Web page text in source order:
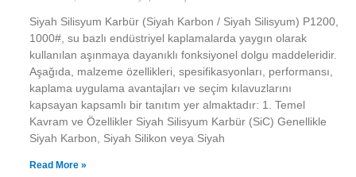
Siyah Silisyum Karbür (Siyah Karbon / Siyah Silisyum) P1200,
1000#, su bazlı endüstriyel kaplamalarda yaygın olarak
kullanılan aşınmaya dayanıklı fonksiyonel dolgu maddeleridir.
Aşağıda, malzeme özellikleri, spesifikasyonları, performansı,
kaplama uygulama avantajları ve seçim kılavuzlarını
kapsayan kapsamlı bir tanıtım yer almaktadır: 1. Temel
Kavram ve Özellikler Siyah Silisyum Karbür (SiC) Genellikle
Siyah Karbon, Siyah Silikon veya Siyah
Read More »